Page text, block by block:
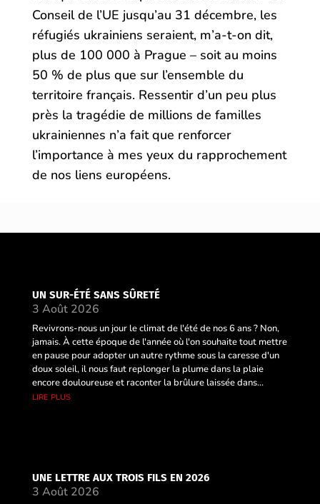
Conseil de l’UE jusqu’au 31 décembre, les
réfugiés ukrainiens seraient, m’a-t-on dit,
plus de 100 000 à Prague – soit au moins
50 % de plus que sur l’ensemble du
territoire français. Ressentir d’un peu plus
près la tragédie de millions de familles
ukrainiennes n’a fait que renforcer
l’importance à mes yeux du rapprochement
de nos liens européens.
UN SUR-ÉTÉ SANS SÛRETÉ
3 Août 2026
Revivrons-nous un jour le climat de l'été de nos 6 ans ? Non,
jamais. À cette époque de l'année où l'on souhaite tout mettre
en pause pour adopter un autre rythme sous la caresse d'un
doux soleil, il nous faut replonger la plume dans la plaie
encore douloureuse et raconter la brûlure laissée dans...
lire plus
UNE LETTRE AUX TROIS FILS EN 2026
3 Août 2026